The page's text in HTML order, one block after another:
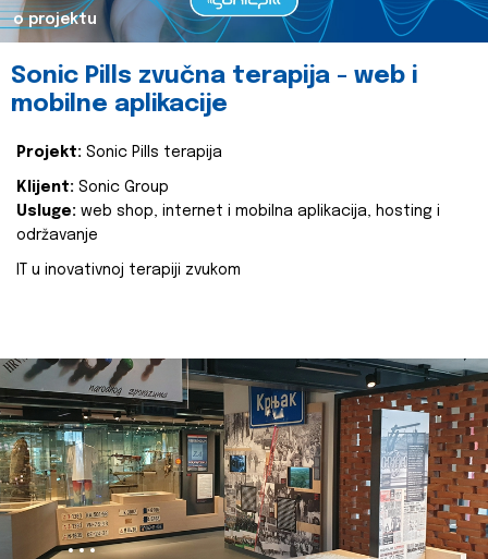
o projektu
Sonic Pills zvučna terapija - web i
mobilne aplikacije
Projekt: Sonic Pills terapija
Klijent: Sonic Group
Usluge: web shop, internet i mobilna aplikacija, hosting i
održavanje
IT u inovativnoj terapiji zvukom